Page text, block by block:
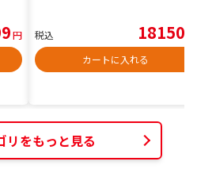
円
税込 18150
カートに入れる
リをもっと見る